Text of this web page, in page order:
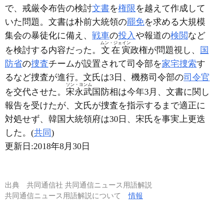
で、戒厳令布告の検討文書を権限 を越えて作成して
いた問題。文書は朴前大統領の罷免を求める大規模
集会の暴徒化に備え、 戦車の投入や報道の検閲など
を検討する内容だった。 文在寅
ムン・ジェイン
政権が問題視し、
国
防省の捜査チームが設置されて司令部を家宅捜索す
るなど捜査が進行。文氏は3日、機務司令部の司令官
を交代させた。 宋永武
ソン・ヨンム
国防相は今年3月、文書に関し
報告を受けたが、文氏が捜査を指示するまで適正に
対処せず、韓国大統領府は30日、宋氏を事実上更迭
した。(共同 )
更新日:2018年8月30日
出典 共同通信社 共同通信ニュース用語解説
共同通信ニュース用語解説について情報